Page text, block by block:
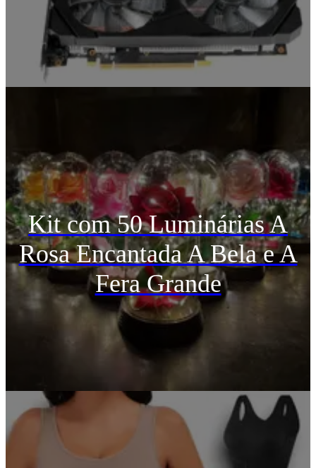
Kit com 50 Luminárias A
Rosa Encantada A Bela e A
Fera Grande